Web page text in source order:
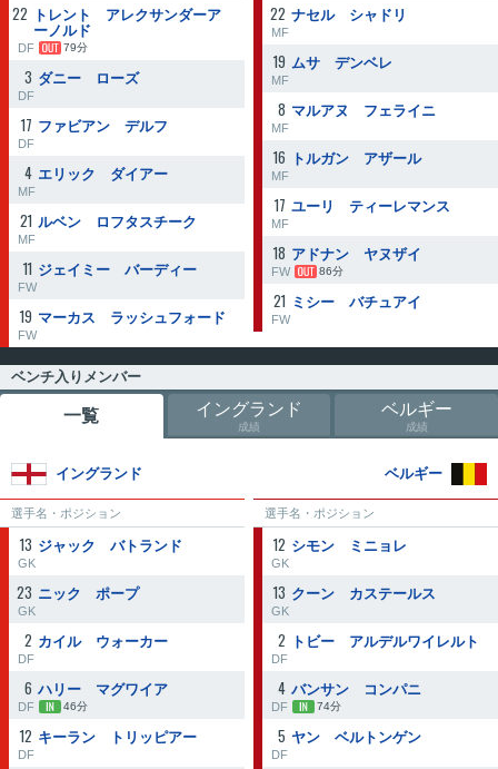
22
トレント アレクサンダーア
ーノルド
DF 79分
3 ダニー ローズ
DF
17 ファビアン デルフ
DF
4 エリック ダイアー
MF
21 ルベン ロフタスチーク
MF
11 ジェイミー バーディー
FW
19 マーカス ラッシュフォード
FW
22 ナセル シャドリ
MF
19 ムサ デンベレ
MF
8 マルアヌ フェライニ
MF
16 トルガン アザール
MF
17 ユーリ ティーレマンス
MF
18 アドナン ヤヌザイ
FW 86分
21 ミシー バチュアイ
FW
ベンチ入りメンバー
一覧 イングランド
成績
ベルギー
成績
イングランド ベルギー
選手名・ポジション
13 ジャック バトランド
GK
23 ニック ポープ
GK
2 カイル ウォーカー
DF
6 ハリー マグワイア
DF 46分
12 キーラン トリッピアー
DF
選手名・ポジション
12 シモン ミニョレ
GK
13 クーン カステールス
GK
2 トビー アルデルワイレルト
DF
4 バンサン コンパニ
DF 74分
5 ヤン ベルトンゲン
DF